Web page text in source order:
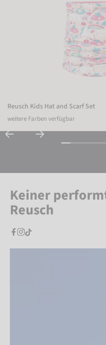
Reusch Kids Hat and Scarf Set
weitere Farben verfügbar
Keiner
Reusch